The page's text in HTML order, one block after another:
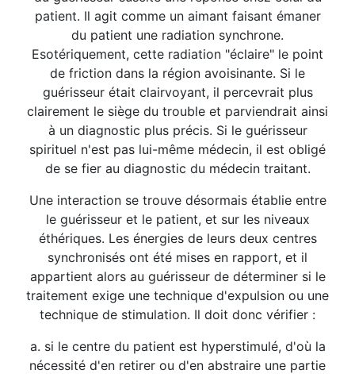
patient. Il agit comme un aimant faisant émaner
du patient une radiation synchrone.
Esotériquement, cette radiation "éclaire" le point
de friction dans la région avoisinante. Si le
guérisseur était clairvoyant, il percevrait plus
clairement le siège du trouble et parviendrait ainsi
à un diagnostic plus précis. Si le guérisseur
spirituel n'est pas lui-même médecin, il est obligé
de se fier au diagnostic du médecin traitant.
Une interaction se trouve désormais établie entre
le guérisseur et le patient, et sur les niveaux
éthériques. Les énergies de leurs deux centres
synchronisés ont été mises en rapport, et il
appartient alors au guérisseur de déterminer si le
traitement exige une technique d'expulsion ou une
technique de stimulation. Il doit donc vérifier :
a. si le centre du patient est hyperstimulé, d'où la
nécessité d'en retirer ou d'en abstraire une partie